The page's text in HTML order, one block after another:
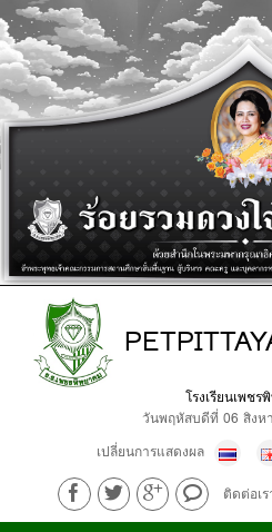
โรงเรียนเพชร
วันพฤหัสบดีที่ 06 สิงห
เปลี่ยนการแสดงผล
ติดต่อเร